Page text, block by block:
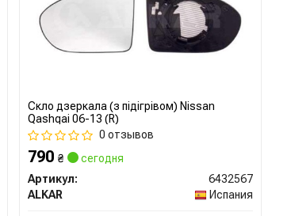
Скло дзеркала (з підігрівом) Nissan
Qashqai 06-13 (R)
0 отзывов
790₴
сегодня
Артикул:
6432567
ALKAR
Испания